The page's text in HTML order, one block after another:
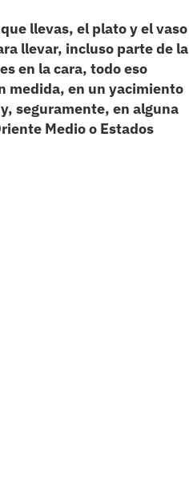
llevas, el plato y el vaso
llevar, incluso parte de la
en la cara, todo eso
medida, en un yacimiento
seguramente, en alguna
Medio o Estados